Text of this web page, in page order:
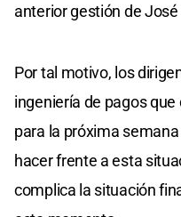
anterior gestión de
Por tal motivo, los
ingeniería de pagos
para la próxima
hacer frente a esta
complica la situación